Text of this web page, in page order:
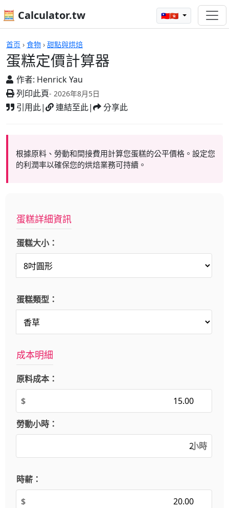
🧮 Calculator.tw 🇹🇼🇭🇰
首页 › 食物 › 甜點與烘焙
蛋糕定價計算器
作者: Henrick Yau
列印此頁- 2026年8月5日
引用此| 連結至此| 分享此
計算機
根據原料、勞動和間接費用計算您蛋糕的公平價格。設定您
的利潤率以確保您的烘焙業務可持續。
蛋糕詳細資訊
蛋糕大小：
蛋糕類型：
成本明細
原料成本：
$
勞動小時：
小時
時薪：
$